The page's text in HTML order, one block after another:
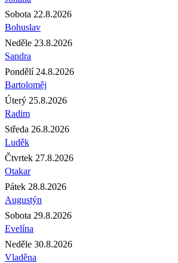
Sobota 22.8.2026
Bohuslav
Neděle 23.8.2026
Sandra
Pondělí 24.8.2026
Bartoloměj
Úterý 25.8.2026
Radim
Středa 26.8.2026
Luděk
Čtvrtek 27.8.2026
Otakar
Pátek 28.8.2026
Augustýn
Sobota 29.8.2026
Evelína
Neděle 30.8.2026
Vladěna